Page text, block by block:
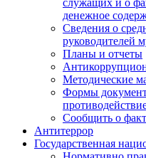
служащих и о
денежное
Сведения о
руководителей
Планы и отчеты
Методические
Формы
Сообщить о
Антитеррор
Государственная